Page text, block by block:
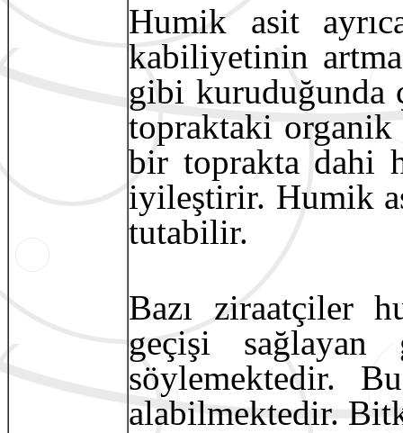
Humik asit
kabiliyetinin
gibi kuruduğunda
topraktaki
bir toprakta dahi
iyileştirir. Humik
tutabilir.
Bazı ziraatçiler
geçişi sağlayan
söylemektedir.
alabilmektedir.